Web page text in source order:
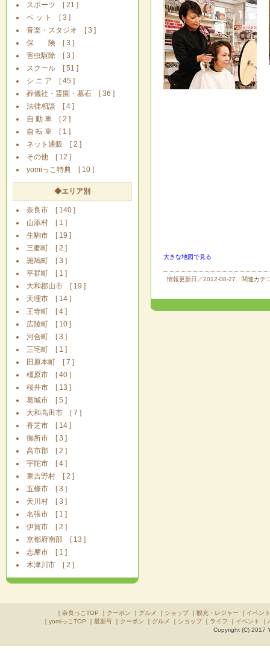
スポーツ [ 21 ]
ペ ッ ト [ 3 ]
音楽・スタジオ [ 3 ]
保 険 [ 3 ]
害虫駆除 [ 3 ]
スクール [ 51 ]
シ ニ ア [ 45 ]
葬儀社・霊園・墓石 [ 36 ]
法律相談 [ 4 ]
自 動 車 [ 2 ]
自 転 車 [ 1 ]
ネット通販 [ 2 ]
その他 [ 12 ]
yomiっこ特典 [ 10 ]
◆エリア別
奈良市 [ 140 ]
山添村 [ 1 ]
生駒市 [ 19 ]
三郷町 [ 2 ]
斑鳩町 [ 3 ]
平群町 [ 1 ]
大和郡山市 [ 19 ]
天理市 [ 14 ]
王寺町 [ 4 ]
広陵町 [ 10 ]
河合町 [ 3 ]
三宅町 [ 1 ]
田原本町 [ 7 ]
橿原市 [ 40 ]
桜井市 [ 13 ]
葛城市 [ 5 ]
大和高田市 [ 7 ]
香芝市 [ 14 ]
御所市 [ 3 ]
高市郡 [ 2 ]
宇陀市 [ 4 ]
東吉野村 [ 2 ]
五條市 [ 3 ]
天川村 [ 3 ]
名張市 [ 1 ]
伊賀市 [ 2 ]
京都府南部 [ 13 ]
志摩市 [ 1 ]
木津川市 [ 2 ]
大きな地図で見る
情報更新日／2012-08-27 関連カテ
｜ 奈良っこTOP ｜ クーポン ｜ グルメ ｜ ショップ｜ 観光・レジャー ｜ イベント
｜ yomiっこTOP ｜ 最新号｜ クーポン ｜ グルメ ｜ ショップ｜ ライフ ｜ イベント ｜
Copyright (C) 2017